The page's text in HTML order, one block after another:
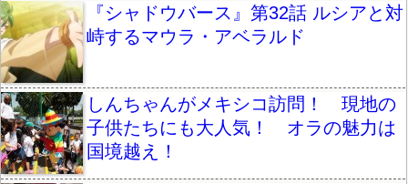
『シャドウバース』第32話 ルシアと対
峙するマウラ・アベラルド
しんちゃんがメキシコ訪問！ 現地の
子供たちにも大人気！ オラの魅力は
国境越え！